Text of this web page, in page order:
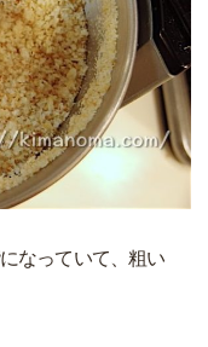
なっていて、粗い